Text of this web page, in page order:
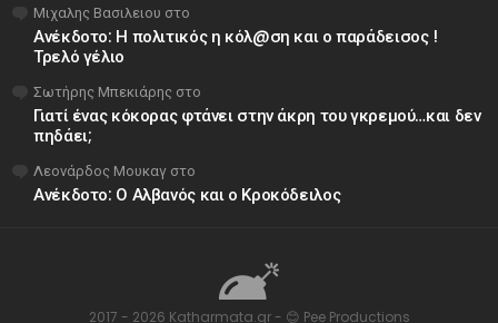
Μιχαλης Βασιλειου στο
Ανέκδοτο: Η πολιτικός η κόλ@ση και ο παράδεισος !
Τρελό γέλιο
Σωτήρης Μπεκιάρης στο
Γιατί ένας κόκορας φτάνει στην άκρη του γκρεμού…και δεν
πηδάει;
Λεονάρδος Μουκαγ στο
Ανέκδοτο: Ο Αλβανός και ο Κροκόδειλος
2017 - 2026 Katharmata.gr - 😊 Pee Productions